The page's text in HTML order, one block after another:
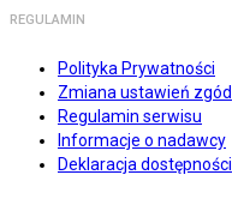
REGULAMIN
Polityka Prywatności
Zmiana ustawień zgód
Regulamin serwisu
Informacje o nadawcy
Deklaracja dostępności